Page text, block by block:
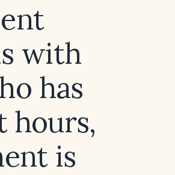
with
has
hours,
is